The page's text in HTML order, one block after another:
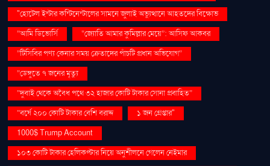
"হোটেল ইন্টার কন্টিনেন্টালের সামনে জুলাই অভ্যুত্থানে আহতদের বিক্ষোভ
“আমি ডিভোর্সি
“জ্যোতি আমার কুমিল্লার মেয়ে”: আসিফ আকবর
“টিসিবির পণ্য কেনার সময় ক্রেতাদের পাঁচটি প্রধান অভিযোগ”
“ডেঙ্গুতে ৭ জনের মৃত্যু
“দুবাই থেকে অবৈধ পথে ৩২ হাজার কোটি টাকার সোনা প্রবাহিত”
“বর্ষে ২০০ কোটি টাকার বেশি বরাদ্দ
১ জন গ্রেপ্তার"
1000$ Trump Account
১০৩ কোটি টাকার হেলিকপ্টার নিয়ে অনুশীলনে গেলেন নেইমার